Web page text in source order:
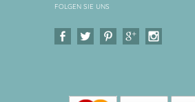
FOLGEN SIE UNS